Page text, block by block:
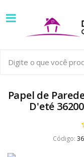
com
papel
em
venda
Papel de
D'eté
Código: